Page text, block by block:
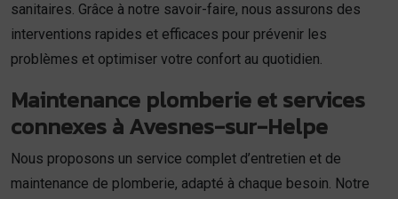
sanitaires. Grâce à notre savoir-faire, nous assurons des
interventions rapides et efficaces pour prévenir les
problèmes et optimiser votre confort au quotidien.
Maintenance plomberie et services
connexes à Avesnes-sur-Helpe
Nous proposons un service complet d’entretien et de
maintenance de plomberie, adapté à chaque besoin. Notre